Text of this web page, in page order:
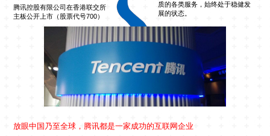
腾讯控股有限公司在香港联交所
主板公开上市（股票代号700）
质的各类服务，始终处于稳健发
展的状态。
放眼中国乃至全球，腾讯都是一家成功的互联网企业